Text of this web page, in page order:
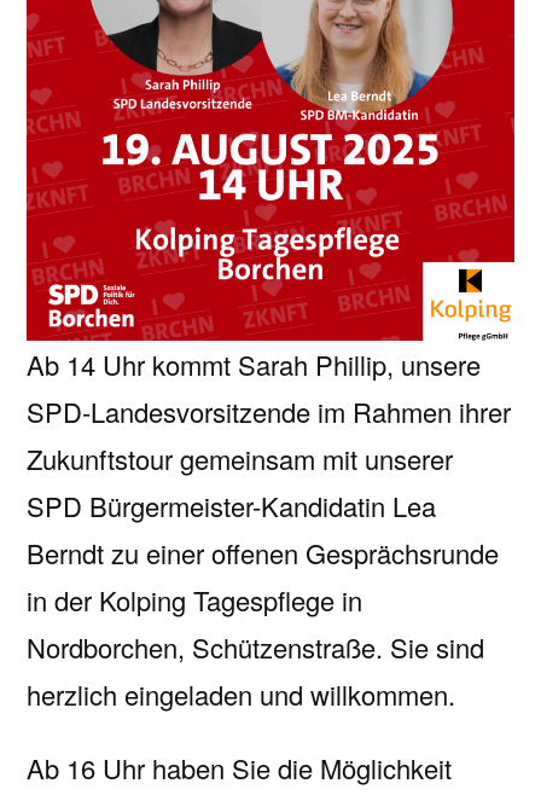
Ab 14 Uhr kommt Sarah Phillip, unsere
SPD-Landesvorsitzende im Rahmen ihrer
Zukunftstour gemeinsam mit unserer
SPD Bürgermeister-Kandidatin Lea
Berndt zu einer offenen Gesprächsrunde
in der Kolping Tagespflege in
Nordborchen, Schützenstraße. Sie sind
herzlich eingeladen und willkommen.
Ab 16 Uhr haben Sie die Möglichkeit